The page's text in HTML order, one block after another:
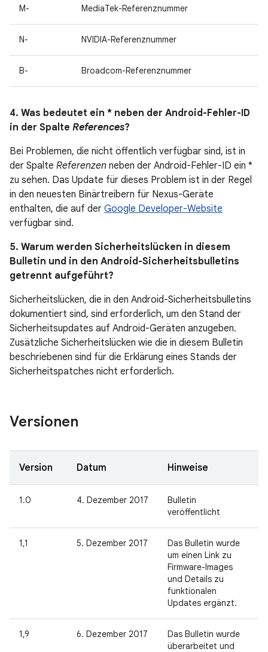
M- MediaTek-Referenznummer
N- NVIDIA-Referenznummer
B- Broadcom-Referenznummer
4. Was bedeutet ein * neben der Android-Fehler-ID
in der Spalte References?
Bei Problemen, die nicht öffentlich verfügbar sind, ist in
der Spalte Referenzen neben der Android-Fehler-ID ein *
zu sehen. Das Update für dieses Problem ist in der Regel
in den neuesten Binärtreibern für Nexus-Geräte
enthalten, die auf der Google Developer-Website
verfügbar sind.
5. Warum werden Sicherheitslücken in diesem
Bulletin und in den Android-Sicherheitsbulletins
getrennt aufgeführt?
Sicherheitslücken, die in den Android-Sicherheitsbulletins
dokumentiert sind, sind erforderlich, um den Stand der
Sicherheitsupdates auf Android-Geräten anzugeben.
Zusätzliche Sicherheitslücken wie die in diesem Bulletin
beschriebenen sind für die Erklärung eines Stands der
Sicherheitspatches nicht erforderlich.
Versionen
Version Datum Hinweise
1.0 4. Dezember 2017
Bulletin
veröffentlicht
1,1 5. Dezember 2017
Das Bulletin wurde
um einen Link zu
Firmware-Images
und Details zu
funktionalen
Updates ergänzt.
1,9 6. Dezember 2017
Das Bulletin wurde
überarbeitet und